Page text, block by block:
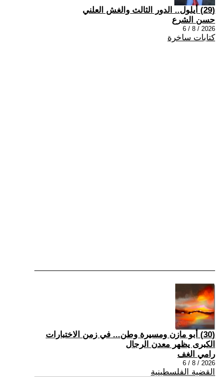
(29) أيلول.. الدور الثالث والغش العلني
حسن الشرع
2026 / 8 / 6
كتابات ساخرة
(30) أبو مازن ومسيرة وطن... في زمن الاختبارات
الكبرى يظهر معدن الرجال
رامي الغف
2026 / 8 / 6
القضية الفلسطينية